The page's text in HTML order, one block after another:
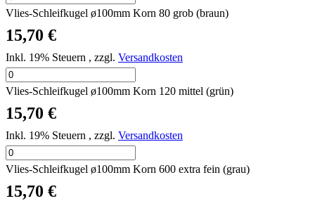
Vlies-Schleifkugel ø100mm Korn 80 grob (braun)
15,70 €
Inkl. 19% Steuern , zzgl. Versandkosten
Vlies-Schleifkugel ø100mm Korn 120 mittel (grün)
15,70 €
Inkl. 19% Steuern , zzgl. Versandkosten
Vlies-Schleifkugel ø100mm Korn 600 extra fein (grau)
15,70 €